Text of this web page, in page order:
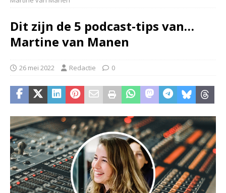
Dit zijn de 5 podcast-tips van…
Martine van Manen
26 mei 2022 Redactie 0